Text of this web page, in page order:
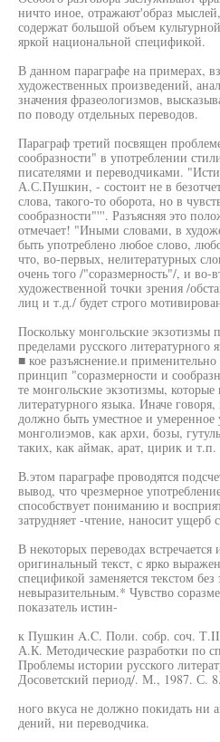
ничто иное, отражают'образ
содержат большой объем
яркой национальной спецификой.
В данном параграфе на примерах,
художественных произведений,
значения фразеологизмов,
по поводу отдельных переводов.
Параграф третий посвящен
сообразности" в употреблении
писателями и переводчиками.
А.С.Пушкин, - состоит не в
слова, такого-то оборота, но в
сообразности"'''. Разъясняя это
отмечает! "Иными словами, в
быть употреблено любое слово,
что, во-первых, нелитературных
очень того /"соразмерность"/, и
художественной точки зрения /
лиц и т.д./ будет строго
Поскольку монгольские экзотизмы
пределами русского
■ кое разъяснение.и
принцип "соразмерности и
те монгольские экзотизмы,
литературного языка. Иначе
должно быть уместное и умеренное
монголиэмов, как архи, бозы,
таких, как аймак, арат, цирик и т.п.
В.этом параграфе проводятся
вывод, что чрезмерное
способствует пониманию и
затрудняет -чтение, наносит ущерб
В некоторых переводах встречается
оригинальный текст, с ярко
спецификой заменяется текстом
невыразительным.* Чувство
показатель истин-
к Пушкин A.C. Поли. собр. соч.
А.К. Методические разработки по
Проблемы истории русского
Досоветский период/. М., 1987. С. 8.
ного вкуса не должно покидать ни
дений, ни переводчика.